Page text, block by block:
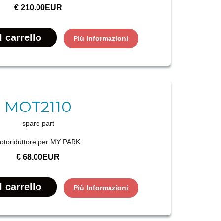
€ 210.00EUR
Più Informazioni
MOT2110
spare part
per MY PARK.
€ 68.00EUR
Più Informazioni